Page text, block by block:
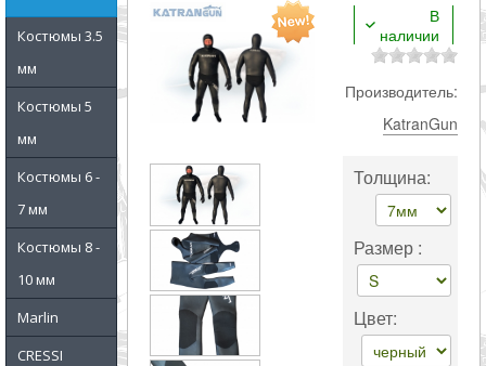
Искать
слов
слова
совпадение
Категории
Производитель
Костюмы 3.5
мм
Костюмы 5
мм
Костюмы 6 -
7 мм
Костюмы 8 -
10 мм
Marlin
CRESSI
В
наличии
Производитель:
KatranGun
Толщина:
Размер :
Цвет: